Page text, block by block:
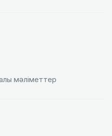
мәлiметтер